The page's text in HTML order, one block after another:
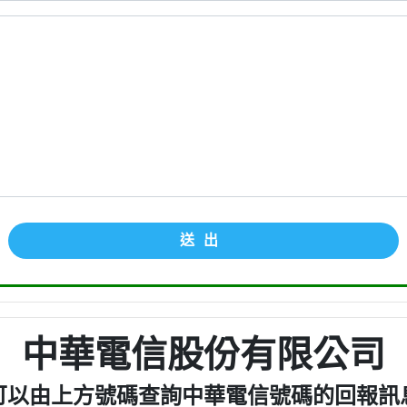
送出
中華電信股份有限公司
以由上方號碼查詢中華電信號碼的回報訊